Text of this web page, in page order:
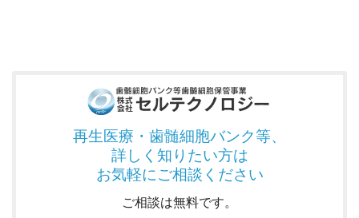
再生医療・歯髄細胞バンク等、
詳しく知りたい方は
お気軽にご相談ください
ご相談は無料です。